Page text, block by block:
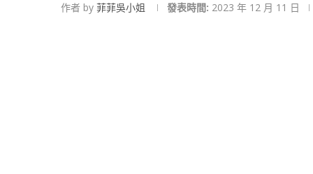
作者 by 菲菲吳小姐 發表時間: 2023 年 12 月 11 日